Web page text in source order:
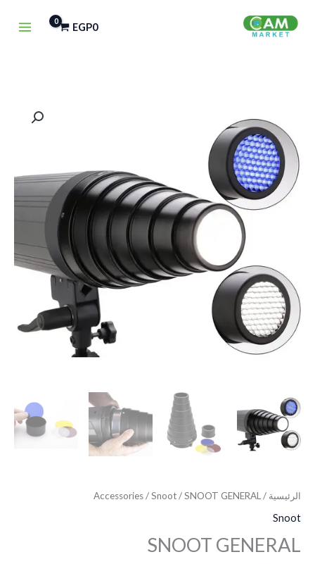
EGP0
الرئيسية /
Accessories/Snoot/ SNOOT GENERAL
Snoot
SNOOT GENERAL